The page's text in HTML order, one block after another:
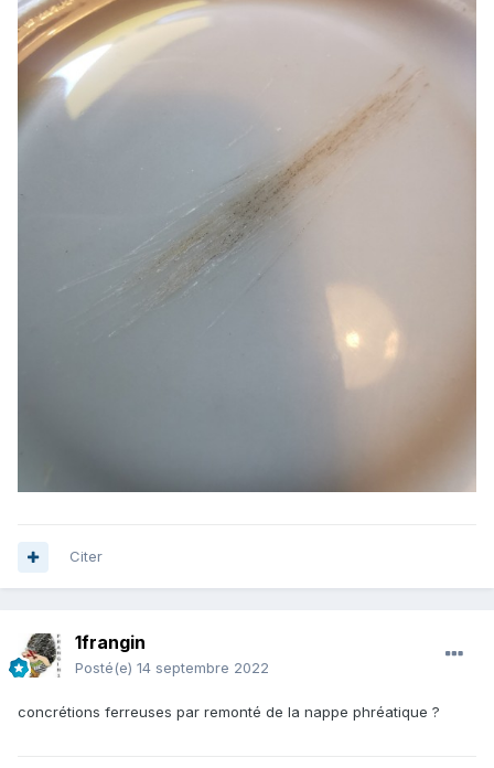
Citer
1frangin
Posté(e) 14 septembre 2022
concrétions ferreuses par remonté de la nappe phréatique ?